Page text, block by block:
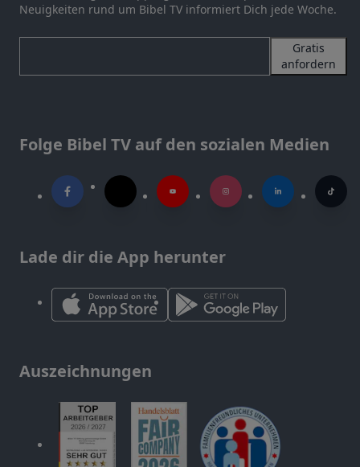
Neuigkeiten rund um Bibel TV informiert Dich jede Woche.
Gratis
anfordern
Folge Bibel TV auf den sozialen Medien
Lade dir die App herunter
Auszeichnungen